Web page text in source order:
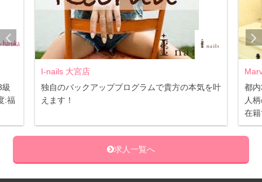
確率も高くなってしまうのです。
きちんと体調管理をしておかないと、仕事にも支障が出て
しまいますよね。
また、後で詳しく書きますが秋バテは夏の冷えのほか、自
律神経が乱れて病気を招くおそれもあるので、甘く見ては
いけないのです。
冷え以外の原因にも要注意！
:福
I-nails 大宮店
独自のバックアッププログラムで貴方の本気を叶
えます！
都
人
在
求人一覧へ